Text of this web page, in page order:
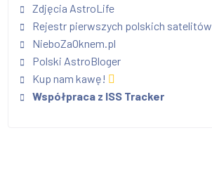
Zdjęcia AstroLife
Rejestr pierwszych polskich satelitów
NieboZaOknem.pl
Polski AstroBloger
Kup nam kawę!
Współpraca z ISS Tracker